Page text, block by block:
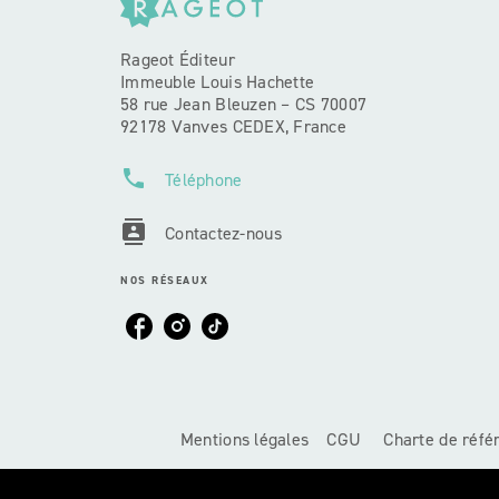
Rageot Éditeur
Immeuble Louis Hachette
58 rue Jean Bleuzen – CS 70007
92178 Vanves CEDEX, France
phone Téléphone
contacts Contactez-nous
NOS RÉSEAUX
Mentions légales CGU Charte de